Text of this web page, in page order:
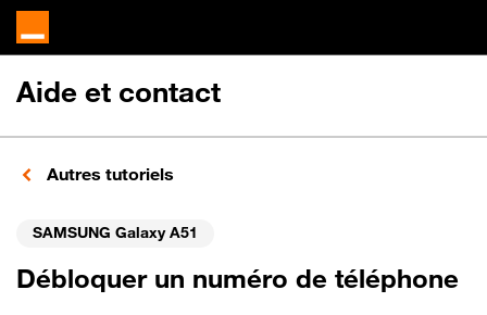
Aide et contact
Autres tutoriels
SAMSUNG Galaxy A51
Débloquer un numéro de téléphone